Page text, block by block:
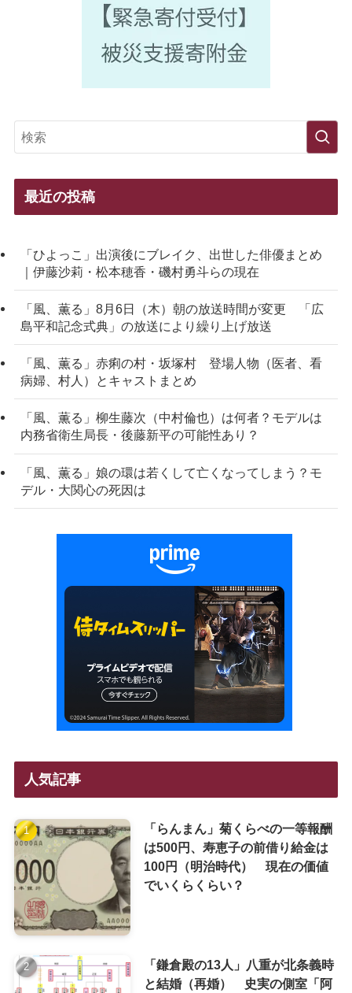
最近の投稿
「ひよっこ」出演後にブレイク、出世した俳優まとめ
｜伊藤沙莉・松本穂香・磯村勇斗らの現在
「風、薫る」8月6日（木）朝の放送時間が変更 「広
島平和記念式典」の放送により繰り上げ放送
「風、薫る」赤痢の村・坂塚村 登場人物（医者、看
病婦、村人）とキャストまとめ
「風、薫る」柳生藤次（中村倫也）は何者？モデルは
内務省衛生局長・後藤新平の可能性あり？
「風、薫る」娘の環は若くして亡くなってしまう？モ
デル・大関心の死因は
人気記事
「らんまん」菊くらべの一等報酬
は500円、寿恵子の前借り給金は
100円（明治時代） 現在の価値
でいくらくらい？
「鎌倉殿の13人」八重が北条義時
と結婚（再婚） 史実の側室「阿